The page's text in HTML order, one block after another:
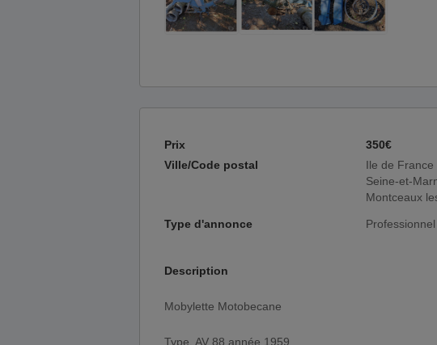
Prix
350€
Ville/Code postal
Ile de France
Seine-et-
Montceaux
Type d'annonce
Description
Mobylette Motobecane
Type. AV 88 année 1959